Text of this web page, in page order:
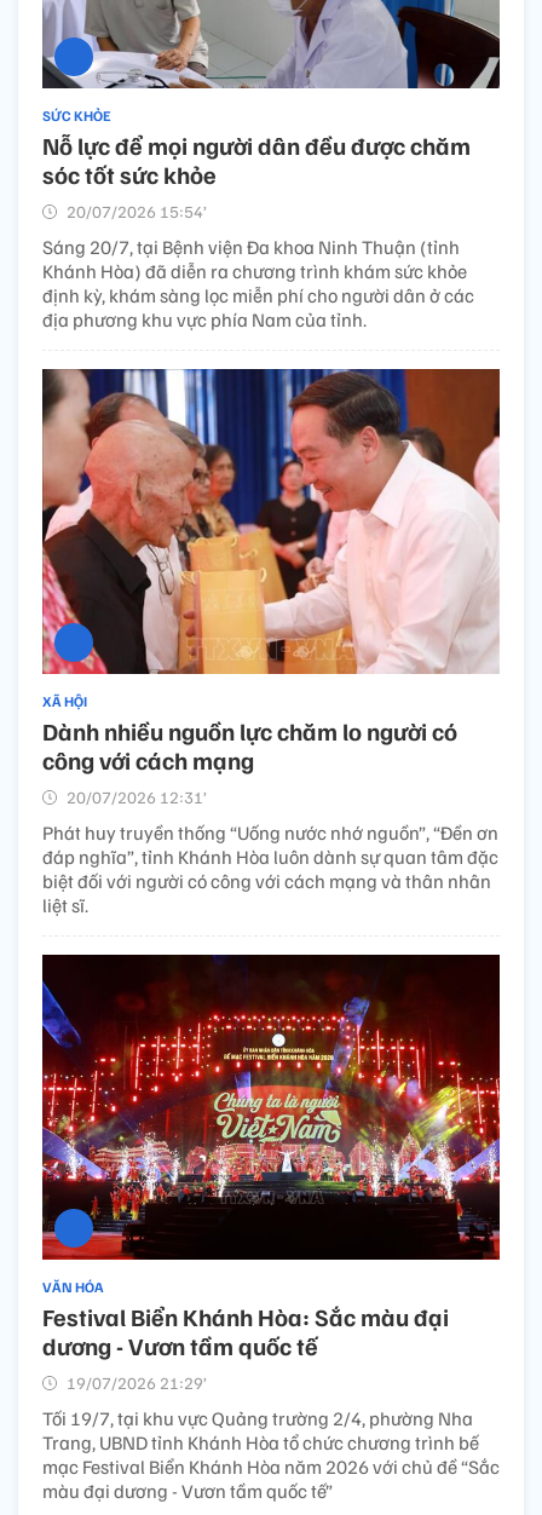
SỨC KHỎE
Nỗ lực để mọi người dân đều được chăm
sóc tốt sức khỏe
20/07/2026 15:54’
Sáng 20/7, tại Bệnh viện Đa khoa Ninh Thuận (tỉnh
Khánh Hòa) đã diễn ra chương trình khám sức khỏe
định kỳ, khám sàng lọc miễn phí cho người dân ở các
địa phương khu vực phía Nam của tỉnh.
XÃ HỘI
Dành nhiều nguồn lực chăm lo người có
công với cách mạng
20/07/2026 12:31’
Phát huy truyền thống “Uống nước nhớ nguồn”, “Đền ơn
đáp nghĩa”, tỉnh Khánh Hòa luôn dành sự quan tâm đặc
biệt đối với người có công với cách mạng và thân nhân
liệt sĩ.
VĂN HÓA
Festival Biển Khánh Hòa: Sắc màu đại
dương - Vươn tầm quốc tế
19/07/2026 21:29’
Tối 19/7, tại khu vực Quảng trường 2/4, phường Nha
Trang, UBND tỉnh Khánh Hòa tổ chức chương trình bế
mạc Festival Biển Khánh Hòa năm 2026 với chủ đề “Sắc
màu đại dương - Vươn tầm quốc tế”